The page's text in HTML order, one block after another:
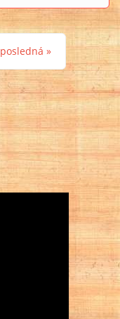
posledná »